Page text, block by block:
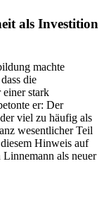
als Investition
machte
die
stark
er: Der
viel zu häufig als
wesentlicher Teil
Hinweis auf
als neuer